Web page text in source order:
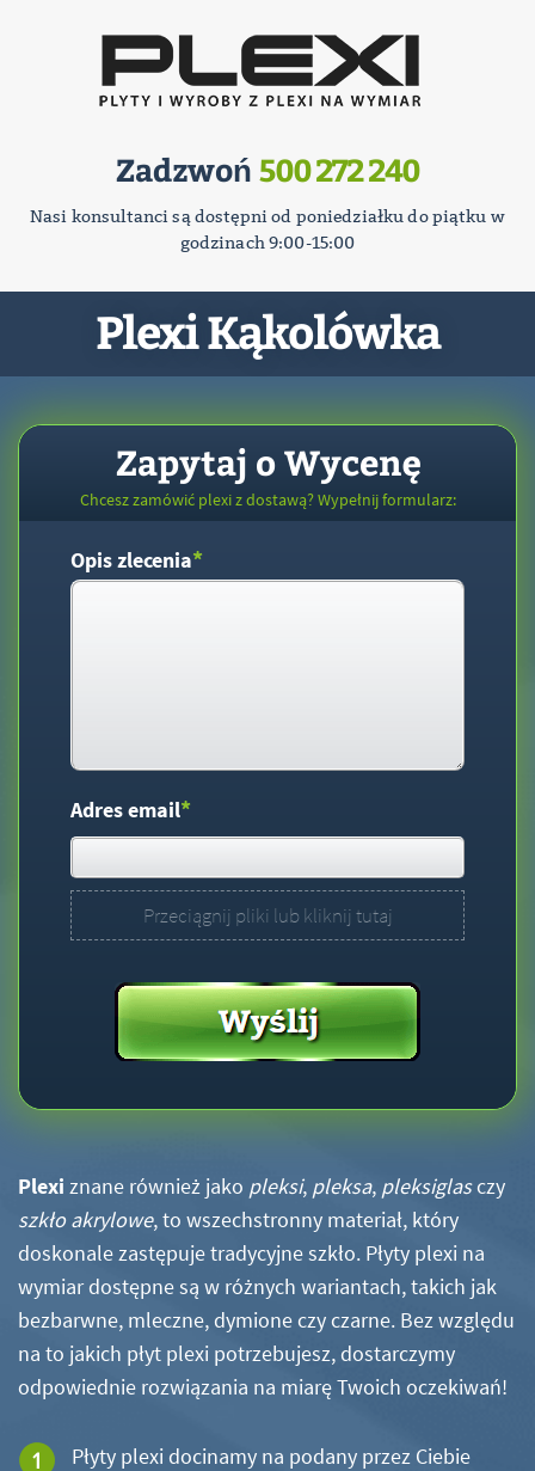
Zadzwoń 500 272 240
Nasi konsultanci są dostępni od poniedziałku do piątku w
godzinach 9:00-15:00
Plexi Kąkolówka
Zapytaj o Wycenę
Chcesz zamówić plexi z dostawą? Wypełnij formularz:
Opis zlecenia*
Adres email*
Przeciągnij pliki lub kliknij tutaj
Plexi znane również jako pleksi, pleksa, pleksiglasczy
szkło akrylowe, to wszechstronny materiał, który
doskonale zastępuje tradycyjne szkło. Płyty plexi na
wymiar dostępne są w różnych wariantach, takich jak
bezbarwne, mleczne, dymione czy czarne. Bez względu
na to jakich płyt plexi potrzebujesz, dostarczymy
odpowiednie rozwiązania na miarę Twoich oczekiwań!
Płyty plexi docinamy na podany przez Ciebie